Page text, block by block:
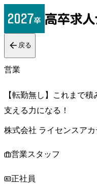
戻る
営業
【転勤無し】これまで
支える力になる！
株式会社 ライセンスアカ
営業スタッフ
正社員